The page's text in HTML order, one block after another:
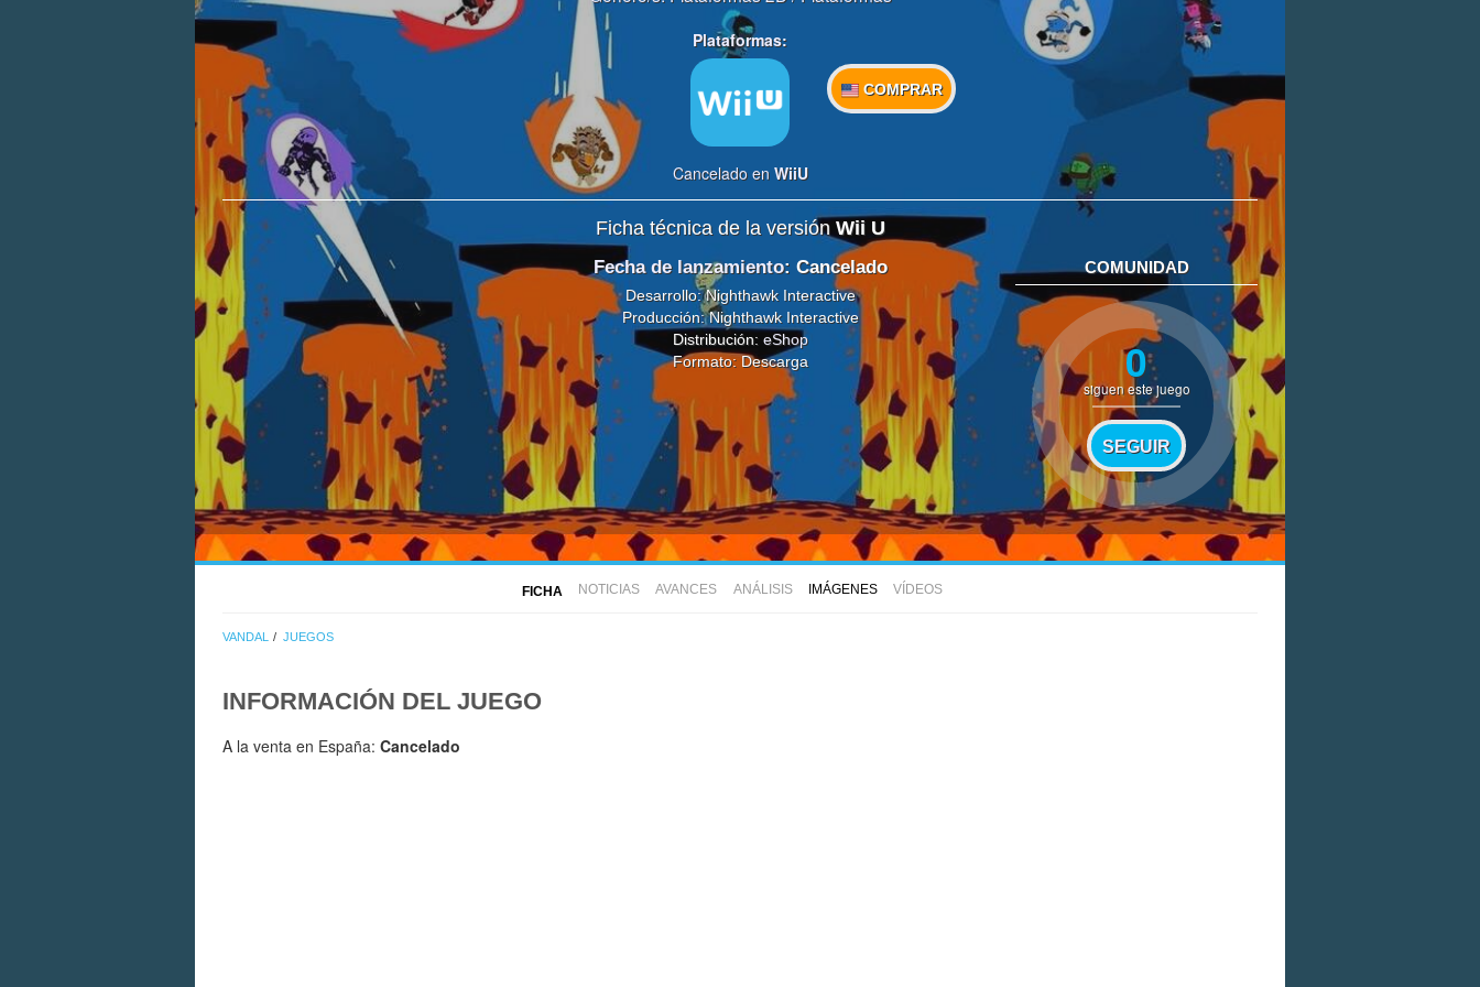
Plataformas:
COMPRAR
Cancelado en WiiU
Ficha técnica de la versión Wii U
Fecha de lanzamiento: Cancelado
Desarrollo: Nighthawk Interactive
Producción: Nighthawk Interactive
Distribución: eShop
Formato: Descarga
COMUNIDAD
0
siguen este juego
SEGUIR
FICHA NOTICIAS AVANCES ANÁLISIS IMÁGENES VÍDEOS
VANDAL JUEGOS
INFORMACIÓN DEL JUEGO
A la venta en España: Cancelado